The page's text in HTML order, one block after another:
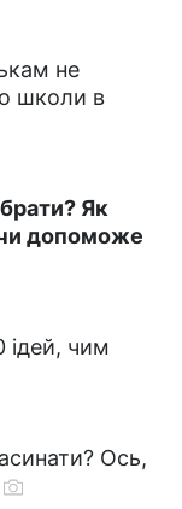
не
школи в
Як
допоможе
ідей, чим
Ось,